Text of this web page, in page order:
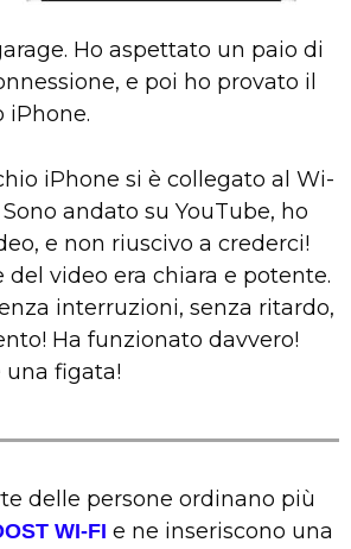
Ho aspettato un paio di
e poi ho provato il
iPhone.
iPhone si è collegato al Wi-
andato su YouTube, ho
e non riuscivo a crederci!
del video era chiara e potente.
interruzioni, senza ritardo,
Ha funzionato davvero!
una figata!
delle persone ordinano più
WI-FI e ne inseriscono una